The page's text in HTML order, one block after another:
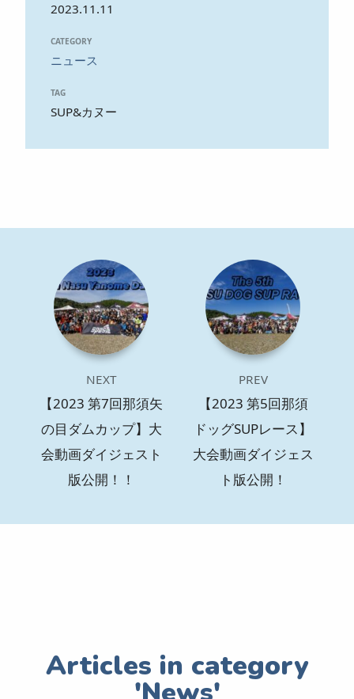
2023.11.11
CATEGORY
ニュース
TAG
SUP&カヌー
NEXT
【2023 第7回那須矢
の目ダムカップ】大
会動画ダイジェスト
版公開！！
PREV
【2023 第5回那須
ドッグSUPレース】
大会動画ダイジェス
ト版公開！